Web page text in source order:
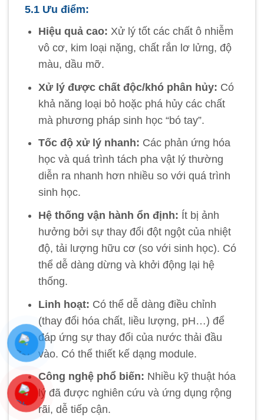
5.1 Ưu điểm:
Hiệu quả cao: Xử lý tốt các chất ô nhiễm
vô cơ, kim loại nặng, chất rắn lơ lửng, độ
màu, dầu mỡ.
Xử lý được chất độc/khó phân hủy: Có
khả năng loại bỏ hoặc phá hủy các chất
mà phương pháp sinh học “bó tay”.
Tốc độ xử lý nhanh: Các phản ứng hóa
học và quá trình tách pha vật lý thường
diễn ra nhanh hơn nhiều so với quá trình
sinh học.
Hệ thống vận hành ổn định: Ít bị ảnh
hưởng bởi sự thay đổi đột ngột của nhiệt
độ, tải lượng hữu cơ (so với sinh học). Có
thể dễ dàng dừng và khởi động lại hệ
thống.
Linh hoạt: Có thể dễ dàng điều chỉnh
(thay đổi hóa chất, liều lượng, pH…) để
đáp ứng sự thay đổi của nước thải đầu
vào. Có thể thiết kế dạng module.
Công nghệ phổ biến: Nhiều kỹ thuật hóa
lý đã được nghiên cứu và ứng dụng rộng
rãi, dễ tiếp cận.